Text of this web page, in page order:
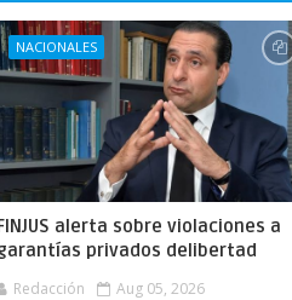
NACIONALES
alerta sobre violaciones a
privados delibertad
Redacción Aug 05, 2026